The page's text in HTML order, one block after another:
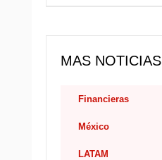
MAS NOTICIAS
Financieras
México
LATAM